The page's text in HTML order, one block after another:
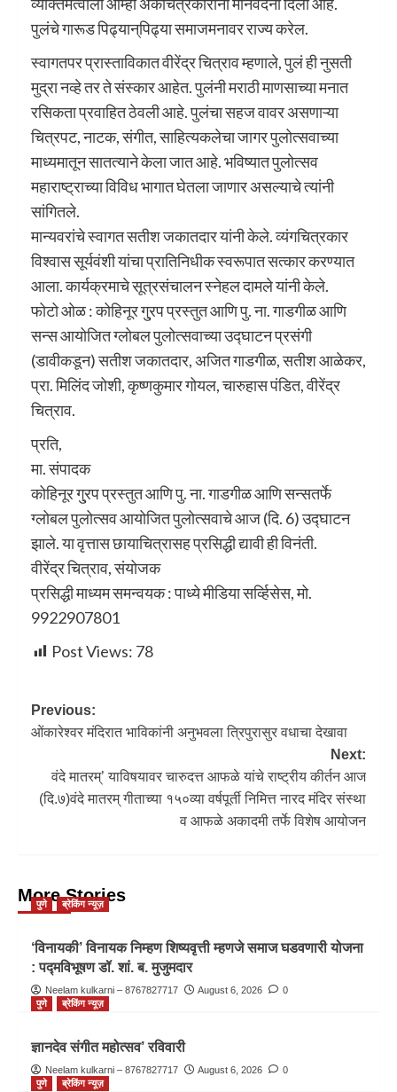
पुलंचे गारूड पिढ्यान्‌‍पिढ्या समाजमनावर राज्य करेल.
स्वागतपर प्रास्ताविकात वीरेंद्र चित्राव म्हणाले, पुलं ही नुसती
मुद्रा नव्हे तर ते संस्कार आहेत. पुलंनी मराठी माणसाच्या मनात
रसिकता प्रवाहित ठेवली आहे. पुलंचा सहज वावर असणाऱ्या
चित्रपट, नाटक, संगीत, साहित्यकलेचा जागर पुलोत्सवाच्या
माध्यमातून सातत्याने केला जात आहे. भविष्यात पुलोत्सव
महाराष्ट्राच्या विविध भागात घेतला जाणार असल्याचे त्यांनी
सांगितले.
मान्यवरांचे स्वागत सतीश जकातदार यांनी केले. व्यंगचित्रकार
विश्वास सूर्यवंशी यांचा प्रातिनिधीक स्वरूपात सत्कार करण्यात
आला. कार्यक्रमाचे सूत्रसंचालन स्नेहल दामले यांनी केले.
फोटो ओळ : कोहिनूर गु्रप प्रस्तुत आणि पु. ना. गाडगीळ आणि
सन्स आयोजित ग्लोबल पुलोत्सवाच्या उद्घाटन प्रसंगी
(डावीकडून) सतीश जकातदार, अजित गाडगीळ, सतीश आळेकर,
प्रा. मिलिंद जोशी, कृष्णकुमार गोयल, चारुहास पंडित, वीरेंद्र
चित्राव.
प्रति,
मा. संपादक
कोहिनूर गु्रप प्रस्तुत आणि पु. ना. गाडगीळ आणि सन्सतर्फे
ग्लोबल पुलोत्सव आयोजित पुलोत्सवाचे आज (दि. 6) उद्घाटन
झाले. या वृत्तास छायाचित्रासह प्रसिद्धी द्यावी ही विनंती.
वीरेंद्र चित्राव, संयोजक
प्रसिद्धी माध्यम समन्वयक : पाध्ये मीडिया सर्व्हिसेस, मो.
9922907801
Post Views: 78
Previous:
ओंकारेश्वर मंदिरात भाविकांनी अनुभवला त्रिपुरासुर वधाचा देखावा
Next:
वंदे मातरम्’ याविषयावर चारुदत्त आफळे यांचे राष्ट्रीय कीर्तन आज
(दि.७)वंदे मातरम् गीताच्या १५०व्या वर्षपूर्ती निमित्त नारद मंदिर संस्था
व आफळे अकादमी तर्फे विशेष आयोजन
More Stories
पुणे ब्रेकिंग न्यूज़
‘विनायकी’ विनायक निम्हण शिष्यवृत्ती म्हणजे समाज घडवणारी योजना
: पद्मविभूषण डॉ. शां. ब. मुजुमदार
Neelam kulkarni – 8767827717 August 6, 2026
0
पुणे
ब्रेकिंग न्यूज़
ज्ञानदेव संगीत महोत्सव’ रविवारी
Neelam kulkarni – 8767827717 August 6, 2026
0
पुणे
ब्रेकिंग न्यूज़